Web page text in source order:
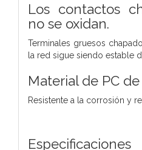
Los contactos
no se oxidan.
Terminales gruesos
la red sigue siendo estable
Material de PC
Resistente a la corrosión y
Especificaciones